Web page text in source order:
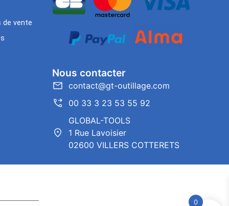
de vente
Nous contacter
contact@gt-outillage.com
00 33 3 23 53 55 92
GLOBAL-TOOLS
1 Rue Lavoisier
02600 VILLERS COTTERETS
0